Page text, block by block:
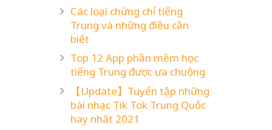
Các loại chứng chỉ tiếng
Trung và những điều cần
biết
Top 12 App phần mềm học
tiếng Trung được ưa chuộng
【Update】Tuyển tập những
bài nhạc Tik Tok Trung Quốc
hay nhất 2021